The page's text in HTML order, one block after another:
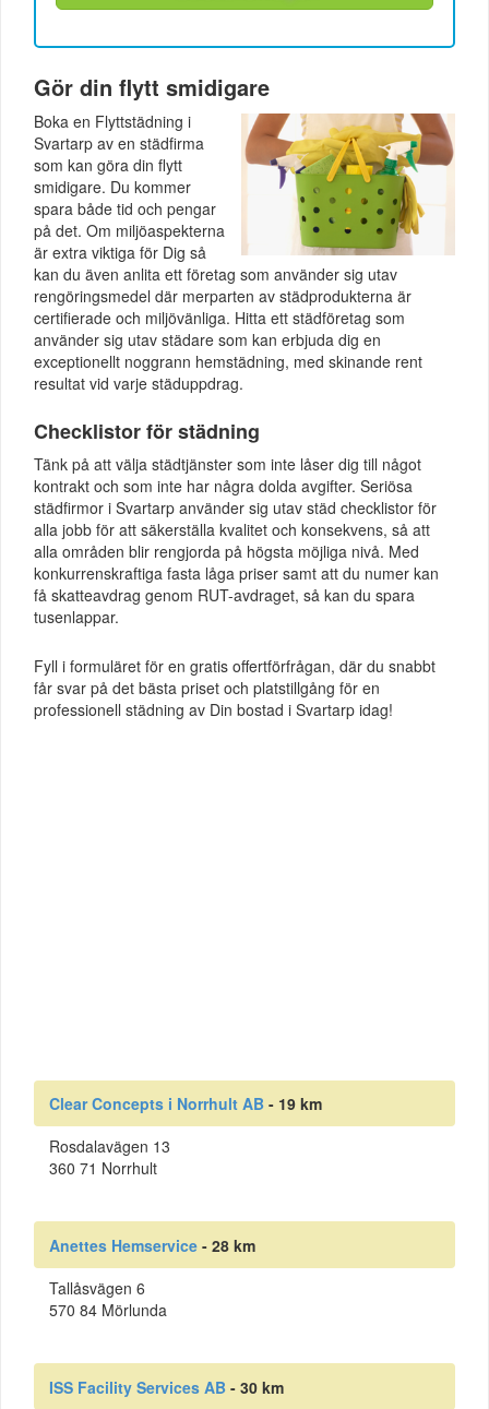
Gör din flytt smidigare
Boka en Flyttstädning i
Svartarp av en städfirma
som kan göra din flytt
smidigare. Du kommer
spara både tid och pengar
på det. Om miljöaspekterna
är extra viktiga för Dig så
kan du även anlita ett företag som använder sig utav
rengöringsmedel där merparten av städprodukterna är
certifierade och miljövänliga. Hitta ett städföretag som
använder sig utav städare som kan erbjuda dig en
exceptionellt noggrann hemstädning, med skinande rent
resultat vid varje städuppdrag.
Checklistor för städning
Tänk på att välja städtjänster som inte låser dig till något
kontrakt och som inte har några dolda avgifter. Seriösa
städfirmor i Svartarp använder sig utav städ checklistor för
alla jobb för att säkerställa kvalitet och konsekvens, så att
alla områden blir rengjorda på högsta möjliga nivå. Med
konkurrenskraftiga fasta låga priser samt att du numer kan
få skatteavdrag genom RUT-avdraget, så kan du spara
tusenlappar.
Fyll i formuläret för en gratis offertförfrågan, där du snabbt
får svar på det bästa priset och platstillgång för en
professionell städning av Din bostad i Svartarp idag!
Clear Concepts i Norrhult AB - 19 km
Rosdalavägen 13
360 71 Norrhult
Anettes Hemservice - 28 km
Tallåsvägen 6
570 84 Mörlunda
ISS Facility Services AB - 30 km